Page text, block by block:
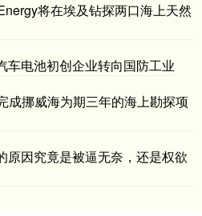
将在埃及钻探两口海上天然
车电池初创企业转向国防工业
成挪威海为期三年的海上勘探项
原因究竟是被逼无奈，还是权欲